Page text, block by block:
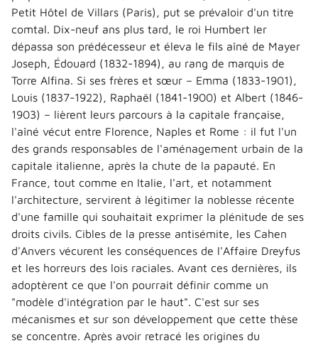
Petit Hôtel de Villars (Paris), put se prévaloir d'un titre
comtal. Dix-neuf ans plus tard, le roi Humbert Ier
dépassa son prédécesseur et éleva le fils aîné de Mayer
Joseph, Édouard (1832-1894), au rang de marquis de
Torre Alfina. Si ses frères et sœur – Emma (1833-1901),
Louis (1837-1922), Raphaël (1841-1900) et Albert (1846-
1903) – lièrent leurs parcours à la capitale française,
l'aîné vécut entre Florence, Naples et Rome : il fut l'un
des grands responsables de l'aménagement urbain de la
capitale italienne, après la chute de la papauté. En
France, tout comme en Italie, l'art, et notamment
l'architecture, servirent à légitimer la noblesse récente
d'une famille qui souhaitait exprimer la plénitude de ses
droits civils. Cibles de la presse antisémite, les Cahen
d'Anvers vécurent les conséquences de l'Affaire Dreyfus
et les horreurs des lois raciales. Avant ces dernières, ils
adoptèrent ce que l'on pourrait définir comme un
"modèle d'intégration par le haut". C'est sur ses
mécanismes et sur son développement que cette thèse
se concentre. Après avoir retracé les origines du